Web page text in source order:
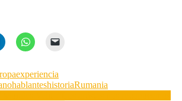
experiencia
historiaRumania